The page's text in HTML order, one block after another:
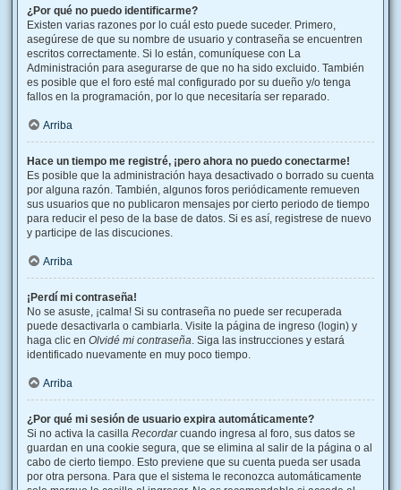
¿Por qué no puedo identificarme?
Existen varias razones por lo cuál esto puede suceder. Primero,
asegúrese de que su nombre de usuario y contraseña se encuentren
escritos correctamente. Si lo están, comuníquese con La
Administración para asegurarse de que no ha sido excluido. También
es posible que el foro esté mal configurado por su dueño y/o tenga
fallos en la programación, por lo que necesitaría ser reparado.
Arriba
Hace un tiempo me registré, ¡pero ahora no puedo conectarme!
Es posible que la administración haya desactivado o borrado su cuenta
por alguna razón. También, algunos foros periódicamente remueven
sus usuarios que no publicaron mensajes por cierto periodo de tiempo
para reducir el peso de la base de datos. Si es así, registrese de nuevo
y participe de las discuciones.
Arriba
¡Perdí mi contraseña!
No se asuste, ¡calma! Si su contraseña no puede ser recuperada
puede desactivarla o cambiarla. Visite la página de ingreso (login) y
haga clic en Olvidé mi contraseña. Siga las instrucciones y estará
identificado nuevamente en muy poco tiempo.
Arriba
¿Por qué mi sesión de usuario expira automáticamente?
Si no activa la casilla Recordarcuando ingresa al foro, sus datos se
guardan en una cookie segura, que se elimina al salir de la página o al
cabo de cierto tiempo. Esto previene que su cuenta pueda ser usada
por otra persona. Para que el sistema le reconozca automáticamente